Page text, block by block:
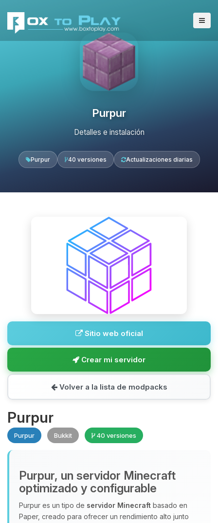
Purpur
Detalles e instalación
Purpur 40 versiones Actualizaciones diarias
Sitio web oficial
Crear mi servidor
Volver a la lista de modpacks
Purpur
Purpur Bukkit 40 versiones
Purpur, un servidor Minecraft
optimizado y configurable
Purpur es un tipo de servidor Minecraft basado en
Paper, creado para ofrecer un rendimiento alto junto